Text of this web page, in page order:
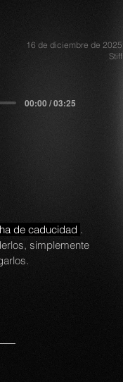
16 de diciembre de 2025
Stiff
00:00 / 03:25
de caducidad .
simplemente